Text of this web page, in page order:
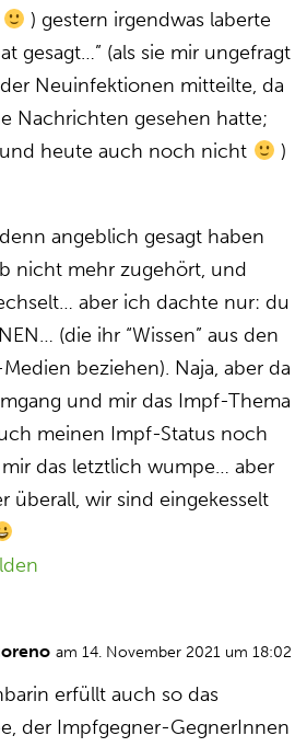
) gestern irgendwas laberte
gesagt…” (als sie mir ungefragt
Neuinfektionen mitteilte, da
Nachrichten gesehen hatte;
heute auch noch nicht
)
angeblich gesagt haben
nicht mehr zugehört, und
aber ich dachte nur: du
(die ihr “Wissen” aus den
beziehen). Naja, aber da
und mir das Impf-Thema
meinen Impf-Status noch
das letztlich wumpe… aber
überall, wir sind eingekesselt
am 14. November 2021 um 18:02
erfüllt auch so das
der Impfgegner-GegnerInnen